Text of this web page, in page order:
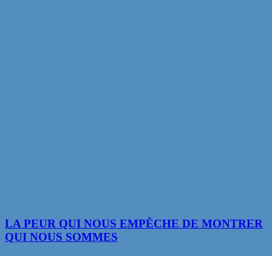
LA PEUR QUI NOUS EMPÊCHE DE MONTRER
QUI NOUS SOMMES